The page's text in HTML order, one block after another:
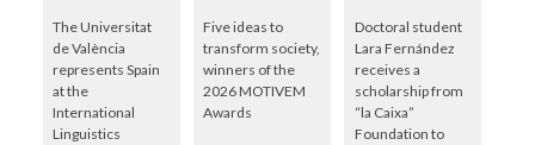
The Universitat
de València
represents Spain
at the
International
Linguistics
Five ideas to
transform society,
winners of the
2026 MOTIVEM
Awards
Doctoral student
Lara Fernández
receives a
scholarship from
“la Caixa”
Foundation to